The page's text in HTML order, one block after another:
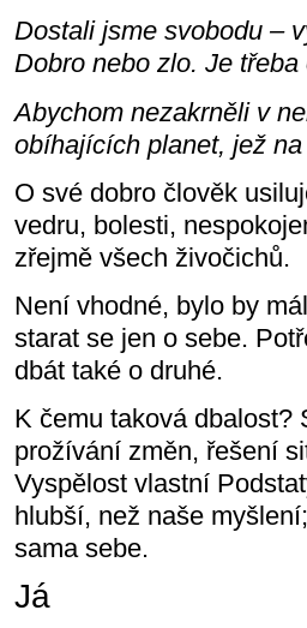
Dostali jsme svobodu –
Dobro nebo zlo. Je
Abychom nezakrněli v
obíhajících planet, jež
O své dobro člověk
vedru, bolesti,
zřejmě všech živočichů.
Není vhodné, bylo by
starat se jen o sebe.
dbát také o druhé.
K čemu taková dbalost?
prožívání změn, řešení
Vyspělost vlastní
hlubší, než naše
sama sebe.
Já